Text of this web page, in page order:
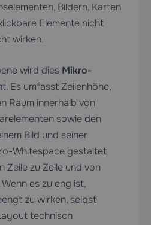
Bildern, Karten
Elemente nicht
wirken.
wird dies Mikro-
Es umfasst Zeilenhöhe,
Raum innerhalb von
sowie den
Bild und seiner
Whitespace gestaltet
Zeile zu Zeile und von
es zu eng ist,
zu wirken, selbst
technisch